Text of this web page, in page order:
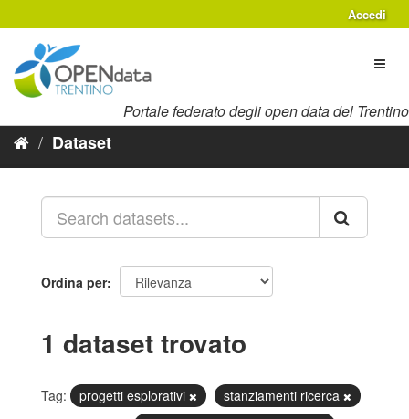
al
contenuto
Accedi
Portale federato degli open data del Trentino
Dataset
Ordina per
1 dataset trovato
Tag: progetti esplorativi
stanziamenti ricerca